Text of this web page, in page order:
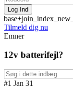
Tilmeld dig nu
Emner
12v batterifejl?
#1 Jan 31